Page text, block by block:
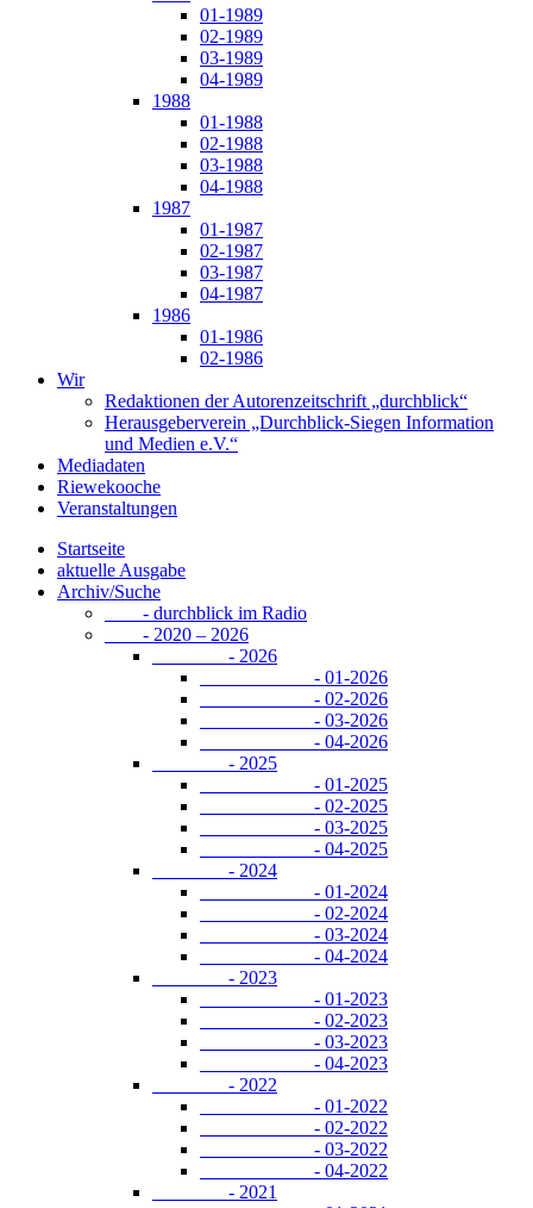
01-1989
02-1989
03-1989
04-1989
1988
01-1988
02-1988
03-1988
04-1988
1987
01-1987
02-1987
03-1987
04-1987
1986
01-1986
02-1986
Wir
Redaktionen der Autorenzeitschrift „durchblick“
Herausgeberverein „Durchblick-Siegen Information
und Medien e.V.“
Mediadaten
Riewekooche
Veranstaltungen
Startseite
aktuelle Ausgabe
Archiv/Suche
- durchblick im Radio
- 2020 – 2026
- 2026
- 01-2026
- 02-2026
- 03-2026
- 04-2026
- 2025
- 01-2025
- 02-2025
- 03-2025
- 04-2025
- 2024
- 01-2024
- 02-2024
- 03-2024
- 04-2024
- 2023
- 01-2023
- 02-2023
- 03-2023
- 04-2023
- 2022
- 01-2022
- 02-2022
- 03-2022
- 04-2022
- 2021